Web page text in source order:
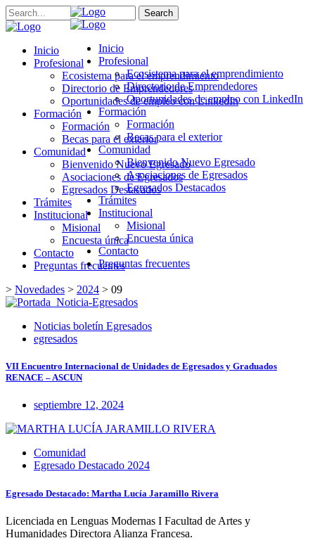
Inicio
Profesional
Ecosistema para el emprendimiento
Directorio de Emprendedores
Oportunidades de empleo con LinkedIn
Formación
Formación
Becas para el exterior
Comunidad
Bienvenido Nuevo Egresado
Asociaciones de Egresados
Egresados Destacados
Trámites
Institucional
Misional
Encuesta única
Contacto
Preguntas frecuentes
Search
Inicio
Profesional
Ecosistema para el emprendimiento
Directorio de Emprendedores
Oportunidades de empleo con LinkedIn
Formación
Formación
Becas para el exterior
Comunidad
Bienvenido Nuevo Egresado
Asociaciones de Egresados
Egresados Destacados
Trámites
Institucional
Misional
Encuesta única
Contacto
Preguntas frecuentes
> Novedades > 2024 > 09
Noticias boletín Egresados
egresados
VII Encuentro Internacional de Unidades de Egresados y Graduados
RENACE – ASCUN
septiembre 12, 2024
Comunidad
Egresado Destacado 2024
Egresado Destacado: Martha Lucía Jaramillo Rivera
Licenciada en Lenguas Modernas I Facultad de Artes y
Humanidades Directora Alianza Francesa.